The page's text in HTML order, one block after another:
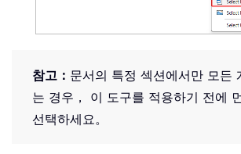
참고： 문서의 특정 섹션에서만 모든
는 경우， 이 도구를 적용하기 전에
선택하세요。